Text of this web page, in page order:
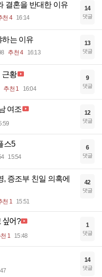
결혼을 반대한 이유
천 4 16:14
14
댓글
는 이유
추천 4 16:13
13
댓글
근황
추천 1 16:04
9
댓글
여조 12
댓글
스5
15:54
6
댓글
, 증조부 친일 의혹에
천 1 15:51
42
댓글
싶어?
1 15:48
1
댓글
14
댓글